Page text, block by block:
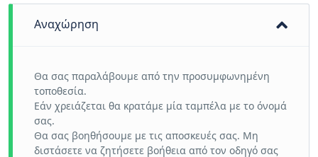
Αναχώρηση
Θα σας παραλάβουμε από την προσυμφωνημένη
τοποθεσία.
Εάν χρειάζεται θα κρατάμε μία ταμπέλα με το όνομά
σας.
Θα σας βοηθήσουμε με τις αποσκευές σας. Μη
διστάσετε να ζητήσετε βοήθεια από τον οδηγό σας